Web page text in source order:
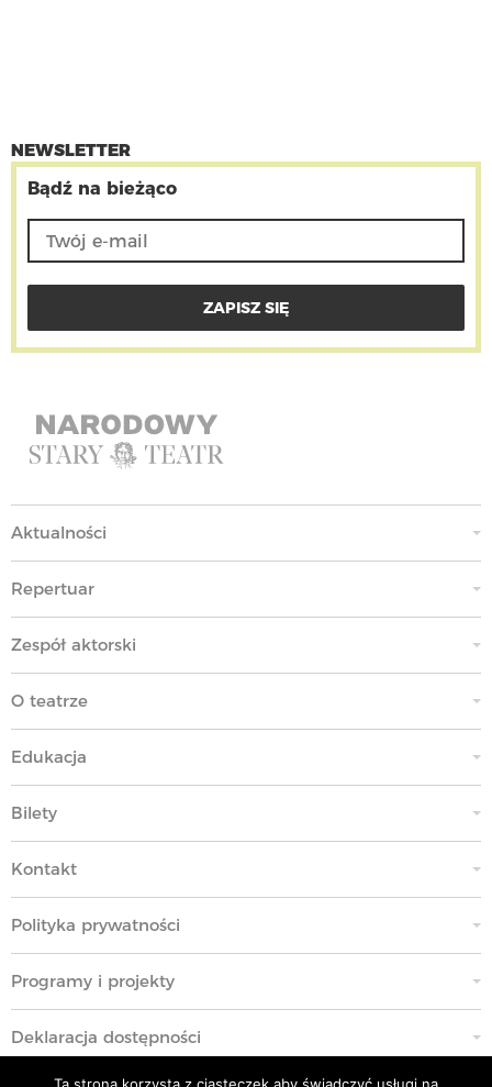
NEWSLETTER
Bądź na bieżąco
Aktualności
Repertuar
Zespół aktorski
O teatrze
Edukacja
Bilety
Kontakt
Polityka prywatności
Programy i projekty
Deklaracja dostępności